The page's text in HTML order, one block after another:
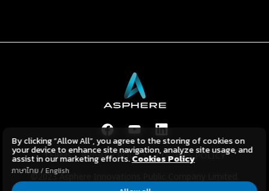
TERMS PRIVACY POLICY
COOKIES POLICY
©2023 Asphere Innovations Public Company Limited.
All Rights Reserved.
By clicking “Allow All”, you agree to the storing of cookies on
your device to enhance site navigation, analyze site usage, and
assist in our marketing efforts.Cookies Policy
ภาษาไทย / English